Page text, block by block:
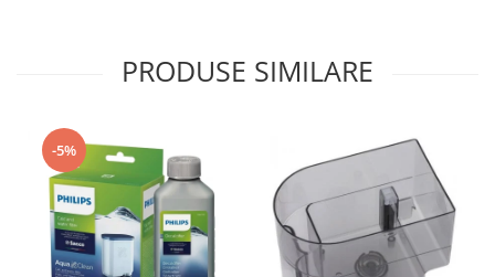
PRODUSE SIMILARE
-5%